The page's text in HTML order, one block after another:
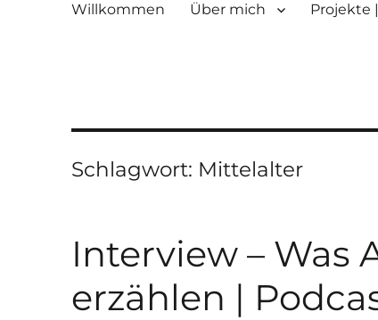
Willkommen Über mich Projekte
Schlagwort: Mittelalter
Interview – Was
erzählen |